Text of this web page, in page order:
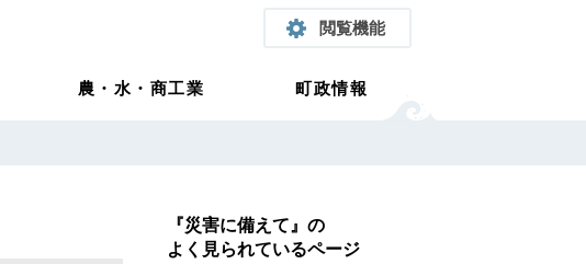
閲覧機能
農・水・商工業 町政情報
『災害に備えて』の
よく見られているページ